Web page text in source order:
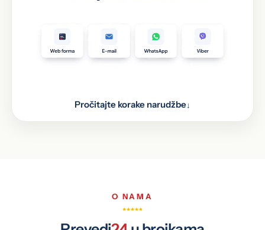
Pročitajte korake narudžbe↓
Prijevod je spremanO NAMA